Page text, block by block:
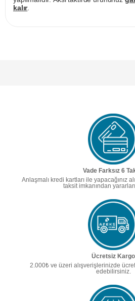
kalır.
Vade Farksız 6
Anlaşmalı kredi kartları ile yapacağınız
taksit imkanından
Ücretsiz Kargo
2.000₺ ve üzeri alışverişlerinizde
edebilirsiniz.